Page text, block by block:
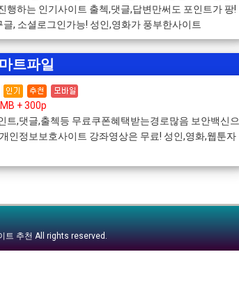
행하는 인기사이트 출첵,댓글,답변만써도 포인트가 팡!
, 소셜로그인가능! 성인,영화가 풍부한사이트
트파일
+ 300p
트,댓글,출첵등 무료쿠폰혜택받는경로많음 보안백신으
인정보보호사이트 강좌영상은 무료! 성인,영화,웹툰자
트 추천 All rights reserved.